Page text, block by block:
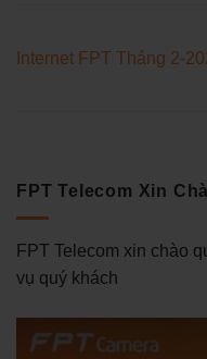
Internet FPT Tháng 2-
FPT Telecom Xin
FPT Telecom xin chào
vụ quý khách